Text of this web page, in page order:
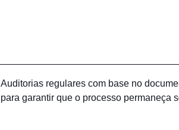
Auditorias regulares com base no
para garantir que o processo permaneça